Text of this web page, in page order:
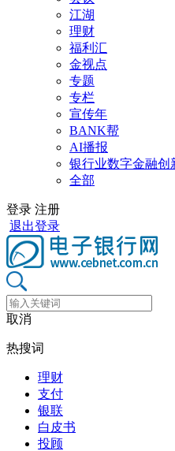
江湖
理财
福利汇
金视点
专题
专栏
宣传年
BANK帮
AI播报
银行业数字金融创
全部
登录 注册
退出登录
取消
热搜词
理财
支付
银联
白皮书
投顾